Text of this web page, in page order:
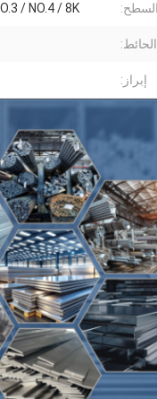
السطح: / NO.4 / 8K
إبراز: